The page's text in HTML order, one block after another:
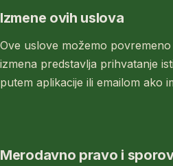
Izmene ovih uslova
Ove uslove možemo
izmena predstavlja prihvatanje
putem aplikacije ili emailom ako
Merodavno pravo i